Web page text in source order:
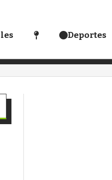
Deportes